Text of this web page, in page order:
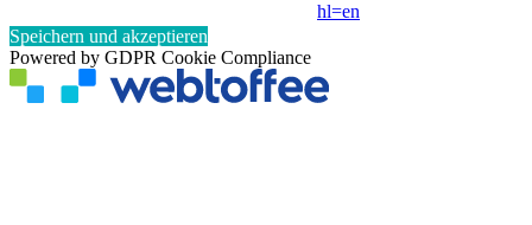
hl=en
Speichern und akzeptieren
Powered by GDPR Cookie Compliance